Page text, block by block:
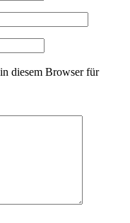
diesem Browser für